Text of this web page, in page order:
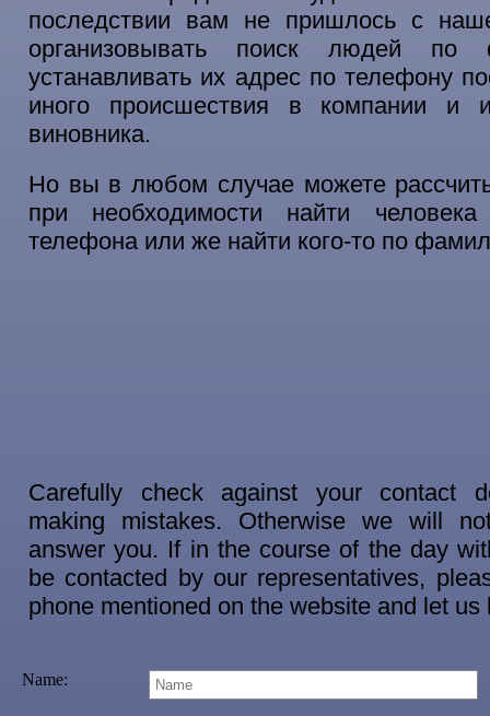
последствии вам не пришлось с
организовывать поиск людей
устанавливать их адрес по телефону
иного происшествия в компании и
виновника.
Но вы в любом случае можете
при необходимости найти
телефона или же найти кого-то по
Carefully check against your contact
making mistakes. Otherwise we will
answer you. If in the course of the day
be contacted by our representatives,
phone mentioned on the website and let us
Name: